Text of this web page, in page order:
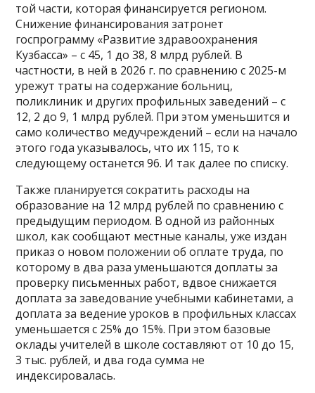
той части, которая финансируется регионом.
Снижение финансирования затронет
госпрограмму «Развитие здравоохранения
Кузбасса» – с 45, 1 до 38, 8 млрд рублей. В
частности, в ней в 2026 г. по сравнению с 2025-м
урежут траты на содержание больниц,
поликлиник и других профильных заведений – с
12, 2 до 9, 1 млрд рублей. При этом уменьшится и
само количество медучреждений – если на начало
этого года указывалось, что их 115, то к
следующему останется 96. И так далее по списку.
Также планируется сократить расходы на
образование на 12 млрд рублей по сравнению с
предыдущим периодом. В одной из районных
школ, как сообщают местные каналы, уже издан
приказ о новом положении об оплате труда, по
которому в два раза уменьшаются доплаты за
проверку письменных работ, вдвое снижается
доплата за заведование учебными кабинетами, а
доплата за ведение уроков в профильных классах
уменьшается с 25% до 15%. При этом базовые
оклады учителей в школе составляют от 10 до 15,
3 тыс. рублей, и два года сумма не
индексировалась.